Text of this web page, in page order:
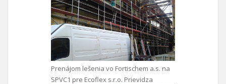
Prenájom lešenia vo Fortischem a.s. na
SPVC1 pre Ecoflex s.r.o. Prievidza